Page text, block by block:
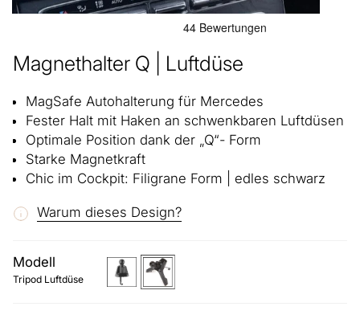
Magnethalter Q | Luftdüse
MagSafe Autohalterung für Mercedes
Fester Halt mit Haken an schwenkbaren Luftdüsen
Optimale Position dank der „Q“- Form
Starke Magnetkraft
Chic im Cockpit: Filigrane Form | edles schwarz
Warum dieses Design?
Modell
Tripod Luftdüse
luftungsgitter
tripod-
luftduse